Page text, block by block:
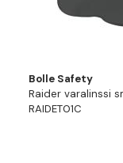
Bolle Safety
Raider varalinssi
RAIDET01C